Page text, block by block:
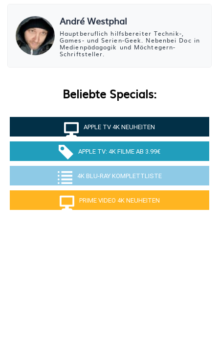
André Westphal
Hauptberuflich hilfsbereiter Technik-,
Games- und Serien-Geek. Nebenbei Doc in
Medienpädagogik und Möchtegern-
Schriftsteller.
Beliebte Specials:
APPLE TV 4K NEUHEITEN
APPLE TV: 4K FILME AB 3.99€
4K BLU-RAY KOMPLETTLISTE
PRIME VIDEO 4K NEUHEITEN